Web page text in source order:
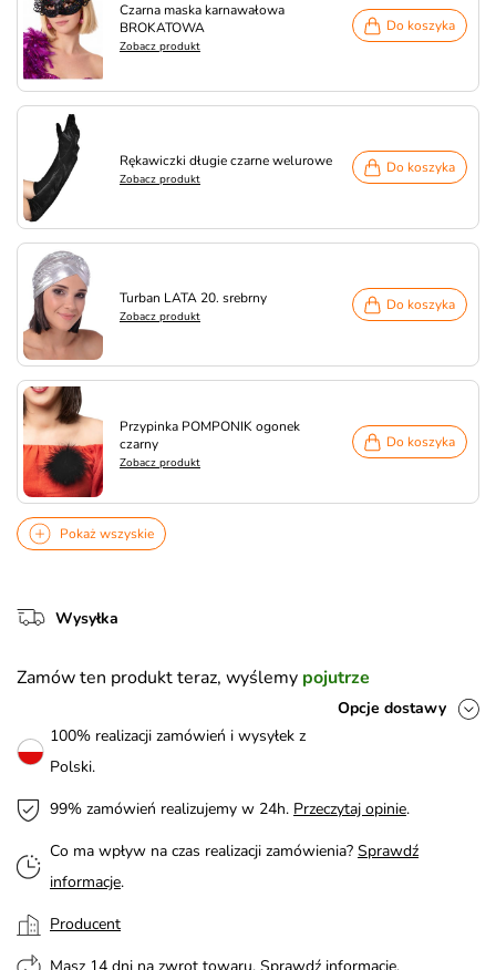
Czarna maska karnawałowa
BROKATOWA
Zobacz produkt
Do koszyka
Rękawiczki długie czarne welurowe
Zobacz produkt
Do koszyka
Turban LATA 20. srebrny
Zobacz produkt
Do koszyka
Przypinka POMPONIK ogonek
czarny
Zobacz produkt
Do koszyka
Pokaż wszyskie
Wysyłka
Zamów ten produkt teraz, wyślemy pojutrze
Opcje dostawy
100% realizacji zamówień i wysyłek z
Polski.
99% zamówień realizujemy w 24h. Przeczytaj opinie.
Co ma wpływ na czas realizacji zamówienia? Sprawdź
informacje.
Producent